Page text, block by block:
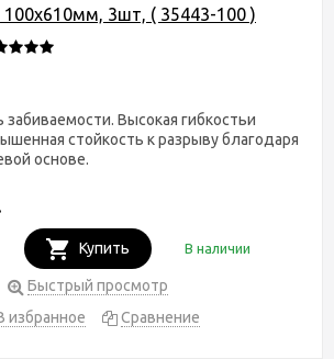
3шт, ( 35443-100 )
забиваемости. Высокая гибкостьи
стойкость к разрыву благодаря
основе.
Купить В наличии
Быстрый просмотр
избранное
Сравнение